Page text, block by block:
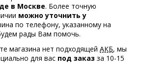
в Москве. Более точную
можно уточнить у
по телефону, указанному на
рады Вам помочь.
магазина нет подходящей АКБ, мы
для вас под заказ за 10-15